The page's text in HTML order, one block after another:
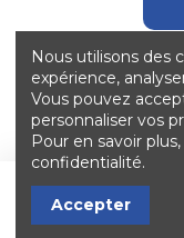
Nous utilisons des
expérience,
Vous pouvez
personnaliser vos
Pour en savoir
confidentialité.
Accepter